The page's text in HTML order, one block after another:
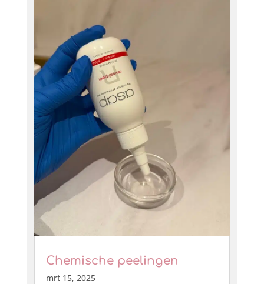
Chemische peelingen
mrt 15, 2025